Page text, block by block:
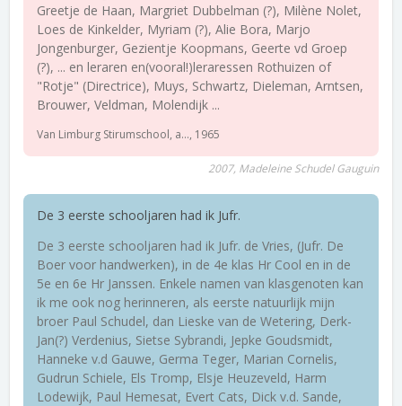
Greetje de Haan, Margriet Dubbelman (?), Milène Nolet,
Loes de Kinkelder, Myriam (?), Alie Bora, Marjo
Jongenburger, Gezientje Koopmans, Geerte vd Groep
(?), ... en leraren en(vooral!)leraressen Rothuizen of
"Rotje" (Directrice), Muys, Schwartz, Dieleman, Arntsen,
Brouwer, Veldman, Molendijk ...
Van Limburg Stirumschool, a..., 1965
2007, Madeleine Schudel Gauguin
De 3 eerste schooljaren had ik Jufr.
De 3 eerste schooljaren had ik Jufr. de Vries, (Jufr. De
Boer voor handwerken), in de 4e klas Hr Cool en in de
5e en 6e Hr Janssen. Enkele namen van klasgenoten kan
ik me ook nog herinneren, als eerste natuurlijk mijn
broer Paul Schudel, dan Lieske van de Wetering, Derk-
Jan(?) Verdenius, Sietse Sybrandi, Jepke Goudsmidt,
Hanneke v.d Gauwe, Germa Teger, Marian Cornelis,
Gudrun Schiele, Els Tromp, Elsje Heuzeveld, Harm
Lodewijk, Paul Hemesat, Evert Cats, Dick v.d. Sande,